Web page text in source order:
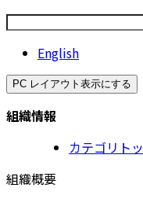
English
PC レイアウト表示にする
組織情報
カテゴリト
組織概要